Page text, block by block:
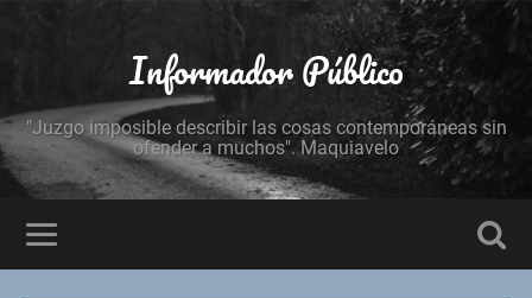
Informador Público
"Juzgo imposible describir las cosas contemporáneas sin
ofender a muchos". Maquiavelo